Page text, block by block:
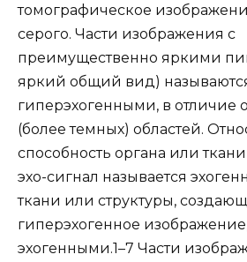
томографическое
серого. Части изображения с
преимущественно яркими
яркий общий вид)
гиперэхогенными, в отличие
(более темных) областей.
способность органа или
эхо-сигнал называется
ткани или структуры,
гиперэхогенное
эхогенными.1–7 Части